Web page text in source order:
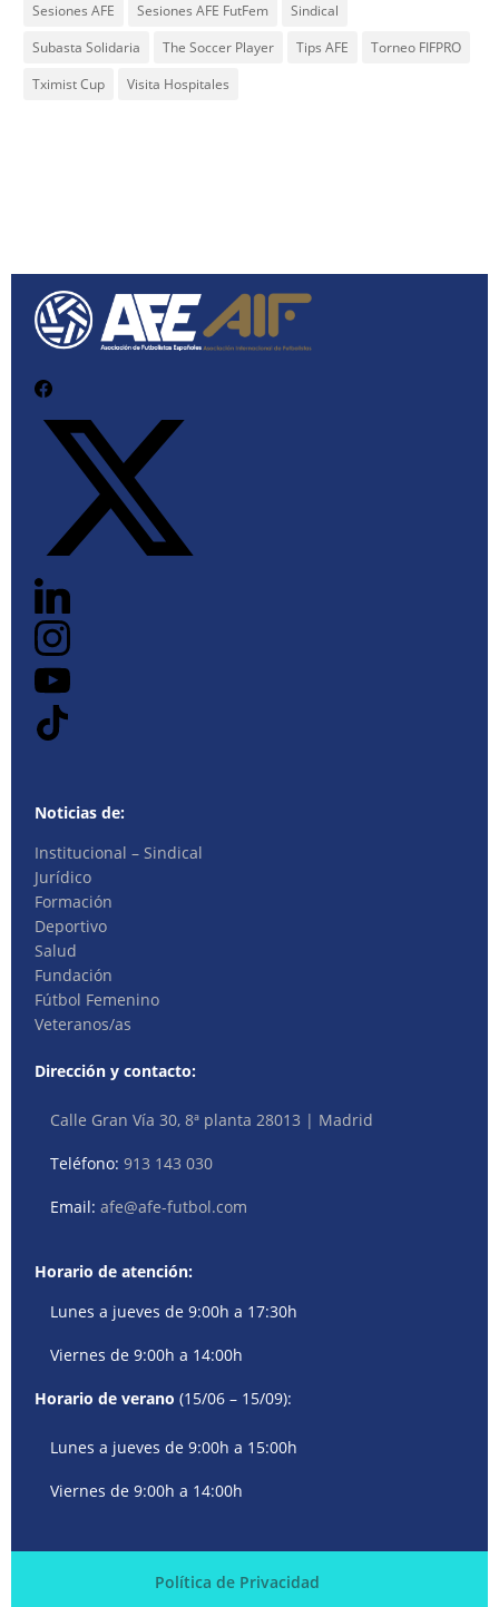
Sesiones AFE
Sesiones AFE FutFem
Sindical
Subasta Solidaria
The Soccer Player Tips AFE
Torneo FIFPRO
Tximist Cup
Visita Hospitales
Noticias de:
Institucional – Sindical
Jurídico
Formación
Deportivo
Salud
Fundación
Fútbol Femenino
Veteranos/as
Dirección y contacto:
Calle Gran Vía 30, 8ª planta 28013 | Madrid
Teléfono:913 143 030
Email:afe@afe-futbol.com
Horario de atención:
Lunes a jueves de 9:00h a 17:30h
Viernes de 9:00h a 14:00h
Horario de verano (15/06 – 15/09):
Lunes a jueves de 9:00h a 15:00h
Viernes de 9:00h a 14:00h
Política de Privacidad